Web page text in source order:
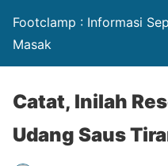
Footclamp : Informasi
Masak
Catat, Inilah
Udang Saus